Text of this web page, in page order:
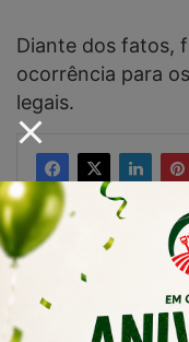
Diante dos fatos,
ocorrência para
legais.
Artigos